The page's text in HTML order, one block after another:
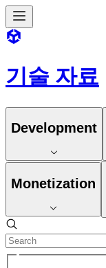
기술 자료
Development
Monetization